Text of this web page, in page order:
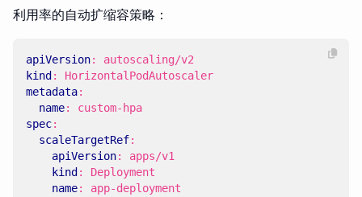
利用率的自动扩缩容策略：
apiVersion:
autoscaling/v2
kind :
HorizontalPodAutoscaler
metadata:
name:
custom-hpa
spec:
scaleTargetRef:
apiVersion:
apps/v1
kind :
Deployment
name:
app-deployment